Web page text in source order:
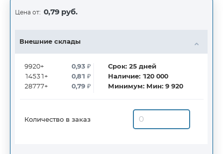
Цена от: 0,79 руб.
Внешние склады
9920+
14531+
28777+
0,93₽
0,81₽
0,79₽
Срок:25дней
Наличие: 120 000
Минимум: Мин: 9 920
Количество в заказ